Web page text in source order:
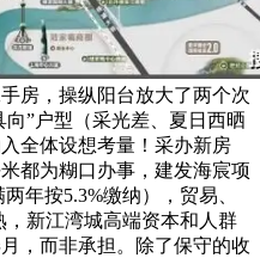
房，操纵阳台放大了两个次
向”户型（采光差、夏日西晒
全体设想考量！采办新房
都为糊口办事，建发海宸项
年按5.3%缴纳），贸易、
新江湾城高端资本和人群
，而非承担。除了保守的收